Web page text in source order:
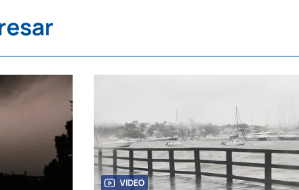
VIDEO